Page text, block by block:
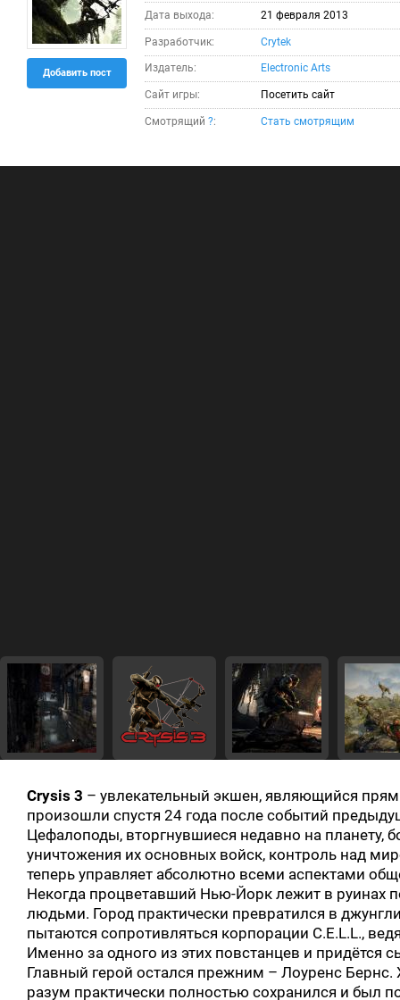
Дата выхода: 21 февраля 2013
Разработчик: Crytek
Издатель: Electronic Arts
Сайт игры: Посетить сайт
Смотрящий ?: Стать смотрящим
Добавить пост
Crysis 3 – увлекательный экшен, являющийся
произошли спустя 24 года после событий
Цефалоподы, вторгнувшиеся недавно на планету,
уничтожения их основных войск, контроль над
теперь управляет абсолютно всеми аспектами
Некогда процветавший Нью-Йорк лежит в руинах
людьми. Город практически превратился в
пытаются сопротивляться корпорации C.E.L.L.,
Именно за одного из этих повстанцев и придётся
Главный герой остался прежним – Лоуренс Бернс.
разум практически полностью сохранился и был